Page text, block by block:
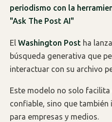
periodismo con la
"Ask The Post AI"
El Washington Post ha
búsqueda generativa que
interactuar con su archivo
Este modelo no solo
confiable, sino que también
para empresas y medios.